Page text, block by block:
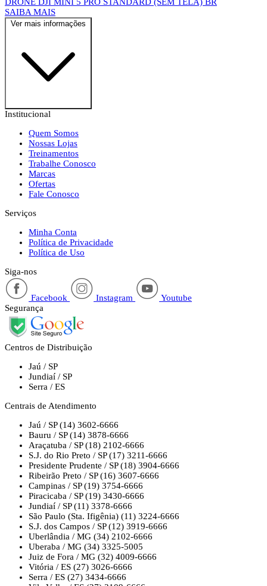
SAIBA MAIS
Ver mais informações
Institucional
Quem Somos
Nossas Lojas
Treinamentos
Trabalhe Conosco
Marcas
Ofertas
Fale Conosco
Serviços
Minha Conta
Política de Privacidade
Política de Uso
Siga-nos
Facebook Instagram
Youtube
Segurança
Centros de Distribuição
Jaú / SP
Jundiaí / SP
Serra / ES
Centrais de Atendimento
Jaú / SP (14) 3602-6666
Bauru / SP (14) 3878-6666
Araçatuba / SP (18) 2102-6666
S.J. do Rio Preto / SP (17) 3211-6666
Presidente Prudente / SP (18) 3904-6666
Ribeirão Preto / SP (16) 3607-6666
Campinas / SP (19) 3754-6666
Piracicaba / SP (19) 3430-6666
Jundiaí / SP (11) 3378-6666
São Paulo (Sta. Ifigênia) (11) 3224-6666
S.J. dos Campos / SP (12) 3919-6666
Uberlândia / MG (34) 2102-6666
Uberaba / MG (34) 3325-5005
Juiz de Fora / MG (32) 4009-6666
Vitória / ES (27) 3026-6666
Serra / ES (27) 3434-6666